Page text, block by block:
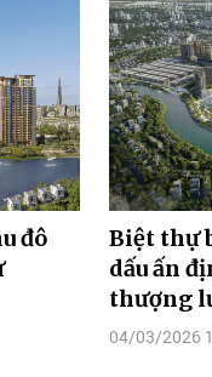
đô
Biệt thự
dấu ấn
thượng
04/03/2026